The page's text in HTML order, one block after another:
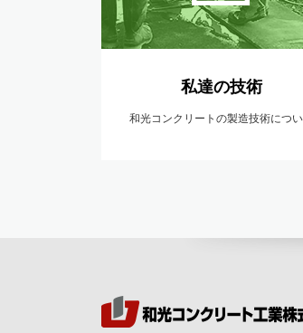
私達の技術
和光コンクリートの製造技術につ